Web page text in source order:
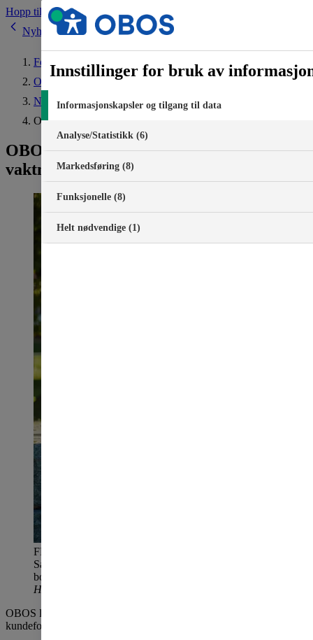
Hopp til innhold
Nyheter
Forside
Om OBOS
Nyheter
OBOS velger FaciliTec til vaktmestertjenester
OBOS velger FaciliTec til
vaktmestertjenester
FRIR TIL BORETTSLAGENE: Øistein Gamst
Sandlie inngår avtale med FaciliTec, og tilbyr sine
borettslag og sameier 15 prosent rabatt.
HAMPUS LUNDGREN
OBOS lytter til kundene og har innlemmet FaciliTec i
kundefordelsprogrammet til OBOS’ 5.500 borettslag og sameier.
Innstillinger for bruk av
Informasjonskapsler og tilgang til data
Analyse/Statistikk (6)
Markedsføring (8)
Funksjonelle (8)
Helt nødvendige (1)